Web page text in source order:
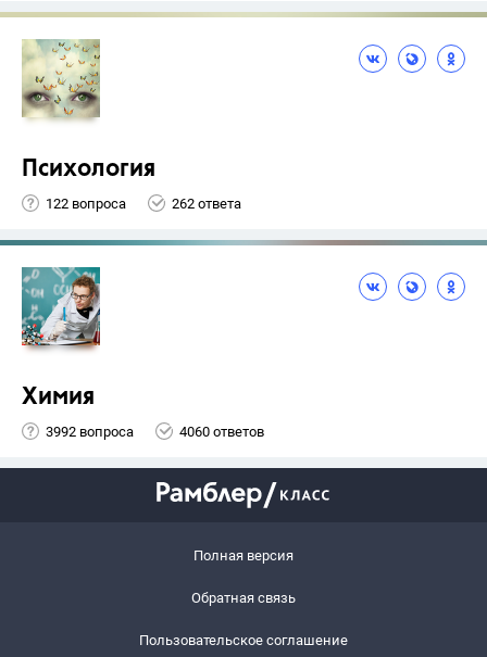
Психология
122 вопроса 262 ответа
Химия
3992 вопроса 4060 ответов
Полная версия
Обратная связь
Пользовательское соглашение